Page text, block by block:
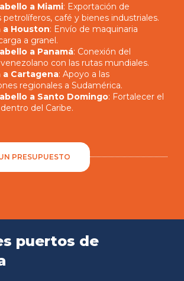
a Miami: Exportación de
café y bienes industriales.
a Houston: Envío de maquinaria
a granel.
a Panamá: Conexión del
con las rutas mundiales.
a Cartagena: Apoyo a las
regionales a Sudamérica.
a Santo Domingo: Fortalecer el
del Caribe.
PRESUPUESTO
puertos de